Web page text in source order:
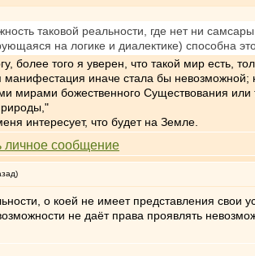
таковой реальности, где нет ни
на логике и диалектике) способна
более того я уверен, что такой мир есть,
манифестация иначе стала бы
мирами божественного Существования
интересует, что будет на Земле.
о коей не имеет представления
не даёт права проявлять